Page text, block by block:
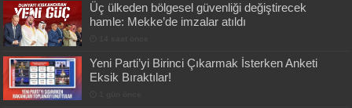
Üç ülkeden bölgesel güvenliği değiştirecek
hamle: Mekke’de imzalar atıldı
Yeni Parti’yi Birinci Çıkarmak İsterken Anketi
Eksik Bıraktılar!